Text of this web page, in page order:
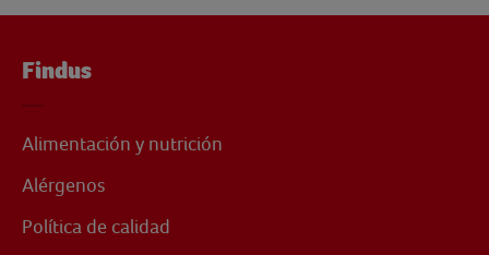
Findus
Alimentación y nutrición
Alérgenos
Política de calidad